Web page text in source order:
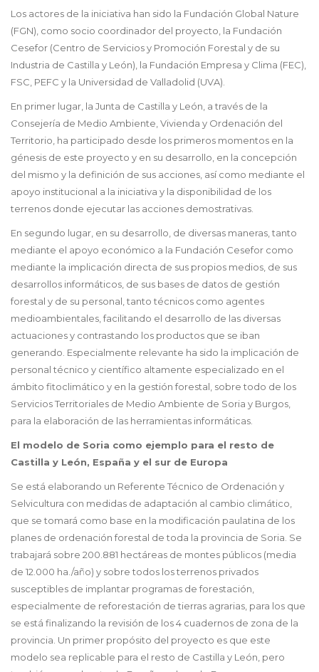
Los actores de la iniciativa han sido la Fundación Global Nature
(FGN), como socio coordinador del proyecto, la Fundación
Cesefor (Centro de Servicios y Promoción Forestal y de su
Industria de Castilla y León), la Fundación Empresa y Clima (FEC),
FSC, PEFC y la Universidad de Valladolid (UVA).
En primer lugar, la Junta de Castilla y León, a través de la
Consejería de Medio Ambiente, Vivienda y Ordenación del
Territorio, ha participado desde los primeros momentos en la
génesis de este proyecto y en su desarrollo, en la concepción
del mismo y la definición de sus acciones, así como mediante el
apoyo institucional a la iniciativa y la disponibilidad de los
terrenos donde ejecutar las acciones demostrativas.
En segundo lugar, en su desarrollo, de diversas maneras, tanto
mediante el apoyo económico a la Fundación Cesefor como
mediante la implicación directa de sus propios medios, de sus
desarrollos informáticos, de sus bases de datos de gestión
forestal y de su personal, tanto técnicos como agentes
medioambientales, facilitando el desarrollo de las diversas
actuaciones y contrastando los productos que se iban
generando. Especialmente relevante ha sido la implicación de
personal técnico y científico altamente especializado en el
ámbito fitoclimático y en la gestión forestal, sobre todo de los
Servicios Territoriales de Medio Ambiente de Soria y Burgos,
para la elaboración de las herramientas informáticas.
El modelo de Soria como ejemplo para el resto de
Castilla y León, España y el sur de Europa
Se está elaborando un Referente Técnico de Ordenación y
Selvicultura con medidas de adaptación al cambio climático,
que se tomará como base en la modificación paulatina de los
planes de ordenación forestal de toda la provincia de Soria. Se
trabajará sobre 200.881 hectáreas de montes públicos (media
de 12.000 ha./año) y sobre todos los terrenos privados
susceptibles de implantar programas de forestación,
especialmente de reforestación de tierras agrarias, para los que
se está finalizando la revisión de los 4 cuadernos de zona de la
provincia. Un primer propósito del proyecto es que este
modelo sea replicable para el resto de Castilla y León, pero